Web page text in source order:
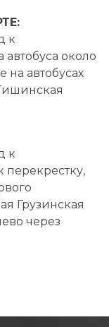
к
автобуса около
на автобусах
к
перекрестку,
Грузинская
через